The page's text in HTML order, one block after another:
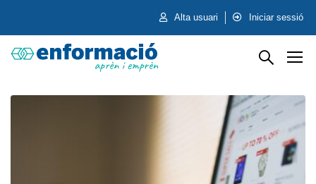
Alta usuari Iniciar sessió